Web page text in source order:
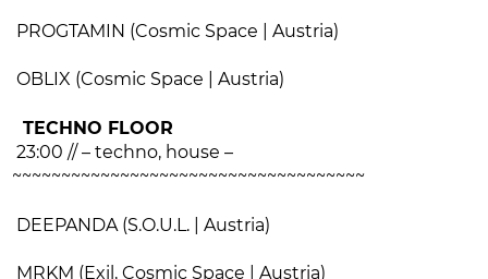
PROGTAMIN (Cosmic Space | Austria)
OBLIX (Cosmic Space | Austria)
TECHNO FLOOR
23:00 // – techno, house –
~~~~~~~~~~~~~~~~~~~~~~~~~~~~~~~~~~~~
DEEPANDA (S.O.U.L. | Austria)
MRKM (Exil, Cosmic Space | Austria)